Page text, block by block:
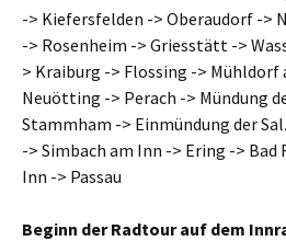
-> Kiefersfelden -> Oberaudorf ->
-> Rosenheim -> Griesstätt ->
> Kraiburg -> Flossing ->
Neuötting -> Perach -> Mündung
Stammham -> Einmündung der
-> Simbach am Inn -> Ering -> Bad
Inn -> Passau
Beginn der Radtour auf dem